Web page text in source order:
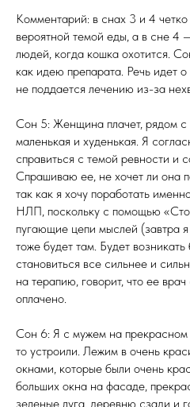
Комментарий: в снах 3 и 4
вероятной темой еды, а в сне 4
людей, когда кошка охотится.
как идею препарата. Речь идет
не поддается лечению из-за
Сон 5: Женщина плачет, рядом
маленькая и худенькая. Я
справиться с темой ревности и
Спрашиваю ее, не хочет ли она
так как я хочу поработать
НЛП, поскольку с помощью
пугающие цепи мыслей (завтра
тоже будет там. Будет
становиться все сильнее и
на терапию, говорит, что ее
оплачено.
Сон 6: Я с мужем на
то устроили. Лежим в очень
окнами, которые были очень
больших окна на фасаде,
зеленые луга, деревню сзади и